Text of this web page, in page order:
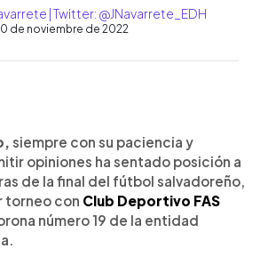
| Twitter: @JNavarrete_EDH
de noviembre de 2022
artículo
siempre con su paciencia y
opiniones ha sentado posición a
de la final del fútbol salvadoreño,
torneo con Club Deportivo FAS
número 19 de la entidad